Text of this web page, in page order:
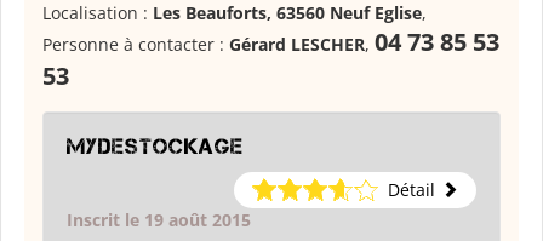
Localisation : Les Beauforts, 63560 Neuf Eglise,
Personne à contacter : Gérard LESCHER, 04 73 85 53
53
Mydestockage
Détail
Inscrit le 19 août 2015